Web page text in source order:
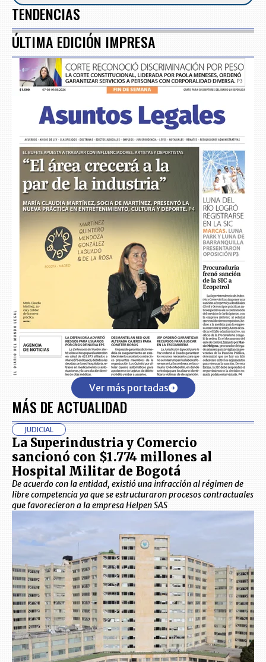
TENDENCIAS
ÚLTIMA EDICIÓN IMPRESA
Ver más portadas
MÁS DE ACTUALIDAD
JUDICIAL
La Superindustria y Comercio
sancionó con $1.774 millones al
Hospital Militar de Bogotá
De acuerdo con la entidad, existió una infracción al régimen de
libre competencia ya que se estructuraron procesos contractuales
que favorecieron a la empresa Helpen SAS